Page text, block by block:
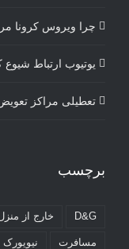
چرا ویروس کرونا
یوتیوب ارتباط شیوع
تعطیلی مراکز
برچسب
D&G خارج از
مسافرت نیویورک